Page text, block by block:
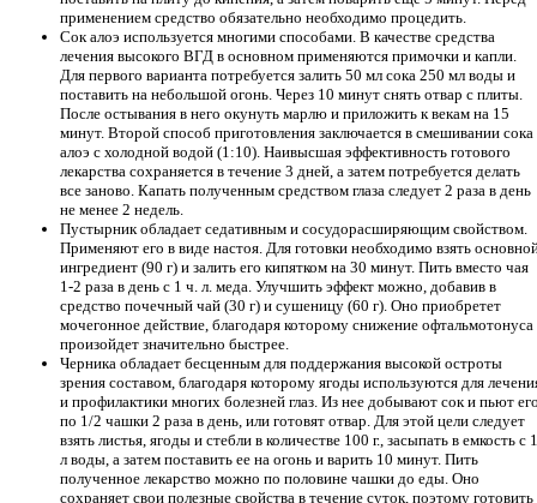
применением средство обязательно необходимо процедить.
Сок алоэ используется многими способами. В качестве средства
лечения высокого ВГД в основном применяются примочки и капли.
Для первого варианта потребуется залить 50 мл сока 250 мл воды и
поставить на небольшой огонь. Через 10 минут снять отвар с плиты.
После остывания в него окунуть марлю и приложить к векам на 15
минут. Второй способ приготовления заключается в смешивании сока
алоэ с холодной водой (1:10). Наивысшая эффективность готового
лекарства сохраняется в течение 3 дней, а затем потребуется делать
все заново. Капать полученным средством глаза следует 2 раза в день
не менее 2 недель.
Пустырник обладает седативным и сосудорасширяющим свойством.
Применяют его в виде настоя. Для готовки необходимо взять
ингредиент (90 г) и залить его кипятком на 30 минут. Пить вместо чая
1-2 раза в день с 1 ч. л. меда. Улучшить эффект можно, добавив в
средство почечный чай (30 г) и сушеницу (60 г). Оно приобретет
мочегонное действие, благодаря которому снижение офтальмотонуса
произойдет значительно быстрее.
Черника обладает бесценным для поддержания высокой остроты
зрения составом, благодаря которому ягоды используются для
и профилактики многих болезней глаз. Из нее добывают сок и пьют
по 1/2 чашки 2 раза в день, или готовят отвар. Для этой цели следует
взять листья, ягоды и стебли в количестве 100 г., засыпать в емкость с 1
л воды, а затем поставить ее на огонь и варить 10 минут. Пить
полученное лекарство можно по половине чашки до еды. Оно
сохраняет свои полезные свойства в течение суток, поэтому готовить